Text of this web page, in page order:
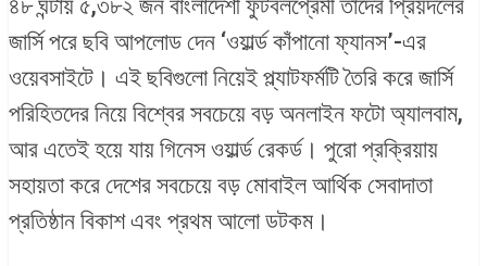
৪৮ ঘন্টায় ৫,৩৮২ জন বাংলাদেশী ফুটবলপ্রেমী তাদের প্রিয়দলের
জার্সি পরে ছবি আপলোড দেন ‘ওয়ার্ল্ড কাঁপানো ফ্যানস’-এর
ওয়েবসাইটে। এই ছবিগুলো নিয়েই প্ল্যাটফর্মটি তৈরি করে জার্সি
পরিহিতদের নিয়ে বিশ্বের সবচেয়ে বড় অনলাইন ফটো অ্যালবাম,
আর এতেই হয়ে যায় গিনেস ওয়ার্ল্ড রেকর্ড। পুরো প্রক্রিয়ায়
সহায়তা করে দেশের সবচেয়ে বড় মোবাইল আর্থিক সেবাদাতা
প্রতিষ্ঠান বিকাশ এবং প্রথম আলো ডটকম।